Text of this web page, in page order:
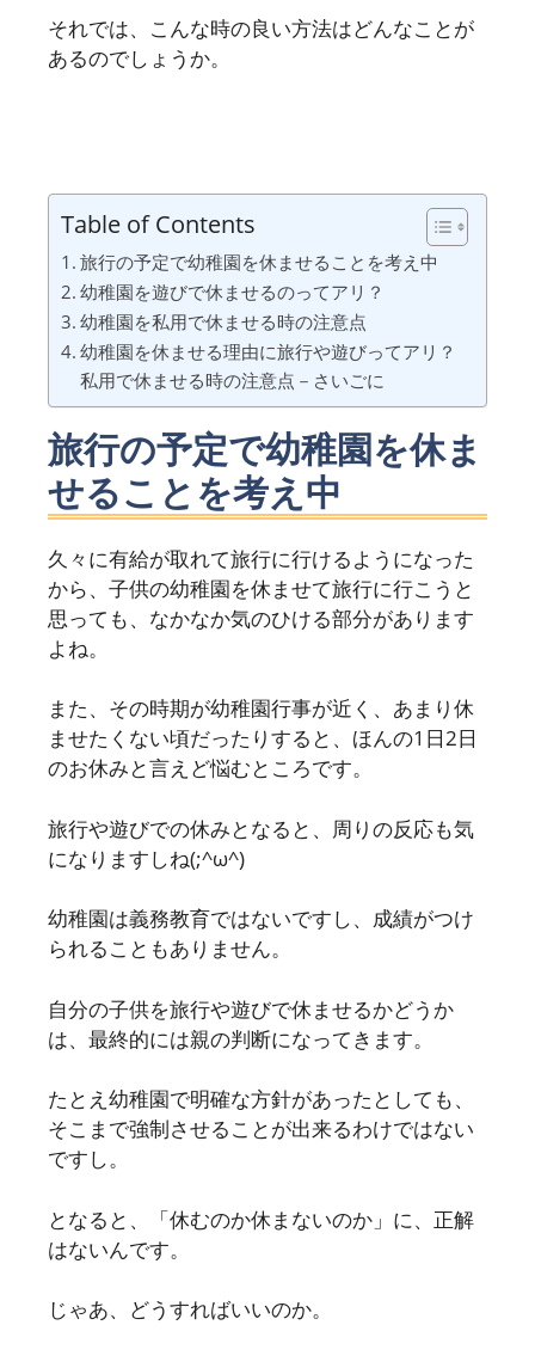
それでは、こんな時の良い方法はどんなことが
あるのでしょうか。
Table of Contents
旅行の予定で幼稚園を休ませることを考え中
幼稚園を遊びで休ませるのってアリ？
幼稚園を私用で休ませる時の注意点
幼稚園を休ませる理由に旅行や遊びってアリ？
私用で休ませる時の注意点－さいごに
旅行の予定で幼稚園を休ま
せることを考え中
久々に有給が取れて旅行に行けるようになった
から、子供の幼稚園を休ませて旅行に行こうと
思っても、なかなか気のひける部分があります
よね。
また、その時期が幼稚園行事が近く、あまり休
ませたくない頃だったりすると、ほんの1日2日
のお休みと言えど悩むところです。
旅行や遊びでの休みとなると、周りの反応も気
になりますしね(;^ω^)
幼稚園は義務教育ではないですし、成績がつけ
られることもありません。
自分の子供を旅行や遊びで休ませるかどうか
は、最終的には親の判断になってきます。
たとえ幼稚園で明確な方針があったとしても、
そこまで強制させることが出来るわけではない
ですし。
となると、「休むのか休まないのか」に、正解
はないんです。
じゃあ、どうすればいいのか。